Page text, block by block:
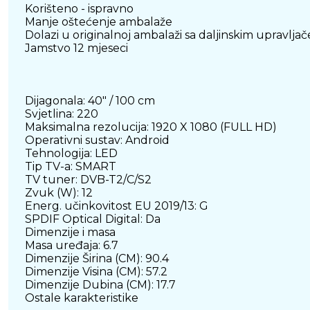
Korišteno - ispravno
Manje oštećenje ambalaže
Dolazi u originalnoj ambalaži sa daljinskim
Jamstvo 12 mjeseci
Dijagonala: 40" / 100 cm
Svjetlina: 220
Maksimalna rezolucija: 1920 X 1080 (FULL HD)
Operativni sustav: Android
Tehnologija: LED
Tip TV-a: SMART
TV tuner: DVB-T2/C/S2
Zvuk (W): 12
Energ. učinkovitost EU 2019/13: G
SPDIF Optical Digital: Da
Dimenzije i masa
Masa uređaja: 6.7
Dimenzije Širina (CM): 90.4
Dimenzije Visina (CM): 57.2
Dimenzije Dubina (CM): 17.7
Ostale karakteristike